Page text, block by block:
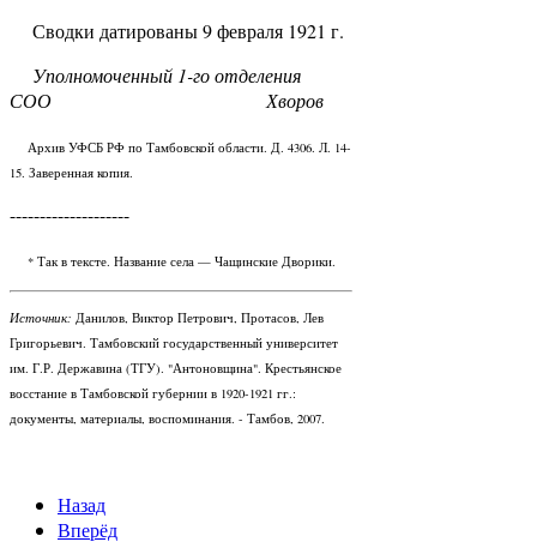
Сводки датированы 9 февраля 1921 г.
Уполномоченный 1-го отделения
СОО Хворов
Архив УФСБ РФ по Тамбовской области. Д. 4306. Л. 14-
15. Заверенная копия.
--------------------
* Так в тексте. Название села — Чащинские Дворики.
Источник: Данилов, Виктор Петрович, Протасов, Лев
Григорьевич. Тамбовский государственный университет
им. Г.Р. Державина (ТГУ). "Антоновщина". Крестьянское
восстание в Тамбовской губернии в 1920-1921 гг.:
документы, материалы, воспоминания. - Тамбов, 2007.
Назад
Вперёд